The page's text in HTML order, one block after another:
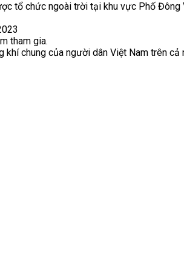
tổ chức ngoài trời tại khu vực Phố Đông
tham gia.
chung của người dân Việt Nam trên cả